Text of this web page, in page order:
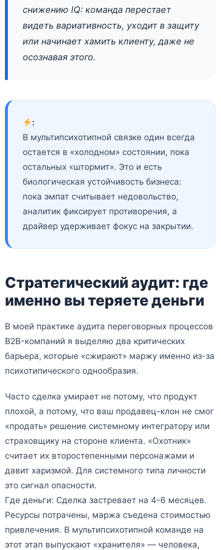
снижению IQ: команда перестает
видеть вариативность, уходит в защиту
или начинает хамить клиенту, даже не
осознавая этого.
:
В мультипсихотипной связке один всегда
остается в «холодном» состоянии, пока
остальных «штормит». Это и есть
биологическая устойчивость бизнеса:
пока эмпат считывает недовольство,
аналитик фиксирует противоречия, а
драйвер удерживает фокус на закрытии.
Стратегический аудит: где
именно вы теряете деньги
В моей практике аудита переговорных процессов
B2B-компаний я выделяю два критических
барьера, которые «сжирают» маржу именно из-за
психотипического однообразия.
Часто сделка умирает не потому, что продукт
плохой, а потому, что ваш продавец-клон не смог
«продать» решение системному интегратору или
страховщику на стороне клиента. «Охотник»
считает их второстепенными персонажами и
давит харизмой. Для системного типа личности
это сигнал опасности.
Где деньги: Сделка застревает на 4-6 месяцев.
Ресурсы потрачены, маржа съедена стоимостью
привлечения. В мультипсихотипной команде на
этот этап выпускают «хранителя» — человека,